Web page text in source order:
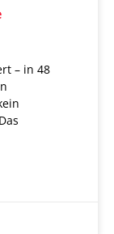
– in 48